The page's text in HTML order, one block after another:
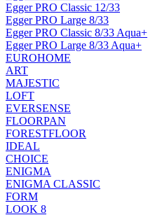
Egger PRO Classic 12/33
Egger PRO Large 8/33
Egger PRO Classic 8/33 Aqua+
Egger PRO Large 8/33 Aqua+
EUROHOME
ART
MAJESTIC
LOFT
EVERSENSE
FLOORPAN
FORESTFLOOR
IDEAL
CHOICE
ENIGMA
ENIGMA CLASSIC
FORM
LOOK 8